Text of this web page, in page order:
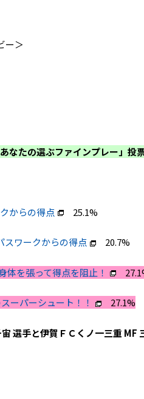
ー＞
の選ぶファインプレー」投
からの得点 25.1%
スワークからの得点 20.7%
体を張って得点を阻止！
ーパーシュート！！ 27.1%
選手と伊賀ＦＣくノ一三重 MF